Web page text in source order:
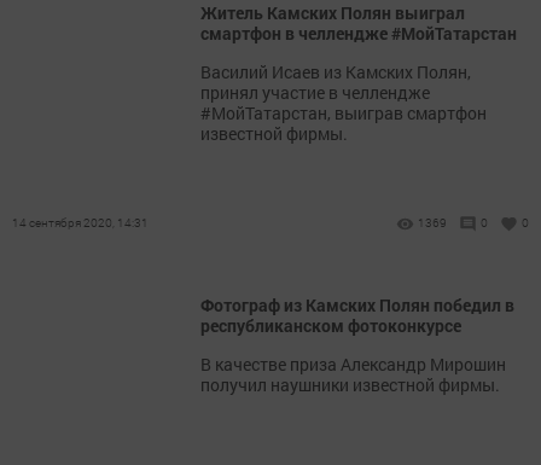
Житель Камских Полян выиграл
смартфон в челлендже #МойТатарстан
Василий Исаев из Камских Полян,
принял участие в челлендже
#МойТатарстан, выиграв смартфон
известной фирмы.
14 сентября 2020, 14:31 1369 0 0
Фотограф из Камских Полян победил в
республиканском фотоконкурсе
В качестве приза Александр Мирошин
получил наушники известной фирмы.